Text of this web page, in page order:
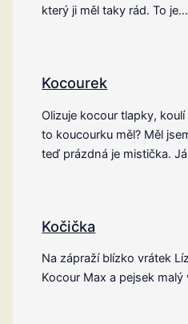
který ji měl taky rád. To je…
Kocourek
Olizuje kocour tlapky,
to koucourku měl? Měl
teď prázdná je mistička.
Kočička
Na zápraží blízko vrátek
Kocour Max a pejsek